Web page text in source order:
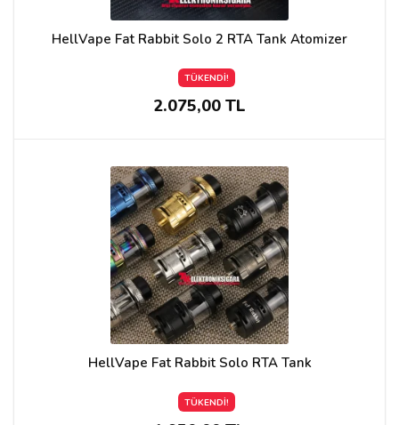
HellVape Fat Rabbit Solo 2 RTA Tank Atomizer
TÜKENDİ!
2.075,00 TL
HellVape Fat Rabbit Solo RTA Tank
TÜKENDİ!